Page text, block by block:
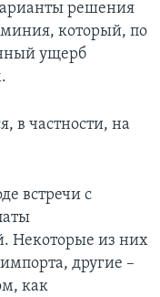
решения
который, по
ущерб
в частности, на
встречи с
Некоторые из них
другие –
как